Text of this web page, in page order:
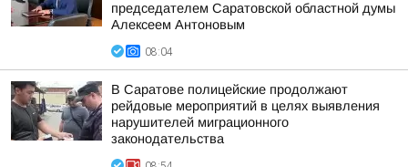
председателем Саратовской областной думы
Алексеем Антоновым
08:04
В Саратове полицейские продолжают
рейдовые мероприятий в целях выявления
нарушителей миграционного
законодательства